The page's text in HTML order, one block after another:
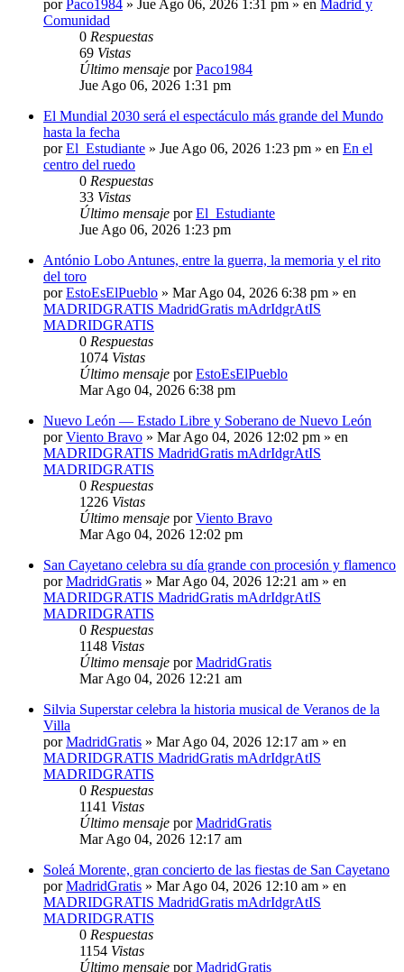
porPaco1984 » Jue Ago 06, 2026 1:31 pm » en Madrid y
Comunidad
0 Respuestas
69 Vistas
Último mensaje porPaco1984
Jue Ago 06, 2026 1:31 pm
El Mundial 2030 será el espectáculo más grande del Mundo
hasta la fecha
porEl_Estudiante » Jue Ago 06, 2026 1:23 pm » en En el
centro del ruedo
0 Respuestas
33 Vistas
Último mensaje porEl_Estudiante
Jue Ago 06, 2026 1:23 pm
António Lobo Antunes, entre la guerra, la memoria y el rito
del toro
porEstoEsElPueblo » Mar Ago 04, 2026 6:38 pm » en
MADRIDGRATIS MadridGratis mAdrIdgrAtIS
MADRIDGRATIS
0 Respuestas
1074 Vistas
Último mensaje porEstoEsElPueblo
Mar Ago 04, 2026 6:38 pm
Nuevo León — Estado Libre y Soberano de Nuevo León
porViento Bravo » Mar Ago 04, 2026 12:02 pm » en
MADRIDGRATIS MadridGratis mAdrIdgrAtIS
MADRIDGRATIS
0 Respuestas
1226 Vistas
Último mensaje porViento Bravo
Mar Ago 04, 2026 12:02 pm
San Cayetano celebra su día grande con procesión y flamenco
porMadridGratis » Mar Ago 04, 2026 12:21 am » en
MADRIDGRATIS MadridGratis mAdrIdgrAtIS
MADRIDGRATIS
0 Respuestas
1148 Vistas
Último mensaje porMadridGratis
Mar Ago 04, 2026 12:21 am
Silvia Superstar celebra la historia musical de Veranos de la
Villa
porMadridGratis » Mar Ago 04, 2026 12:17 am » en
MADRIDGRATIS MadridGratis mAdrIdgrAtIS
MADRIDGRATIS
0 Respuestas
1141 Vistas
Último mensaje porMadridGratis
Mar Ago 04, 2026 12:17 am
Soleá Morente, gran concierto de las fiestas de San Cayetano
porMadridGratis » Mar Ago 04, 2026 12:10 am » en
MADRIDGRATIS MadridGratis mAdrIdgrAtIS
MADRIDGRATIS
0 Respuestas
1154 Vistas
Último mensaje porMadridGratis